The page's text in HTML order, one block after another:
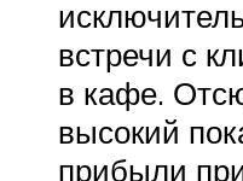
встречи с
в кафе.
высокий
прибыли